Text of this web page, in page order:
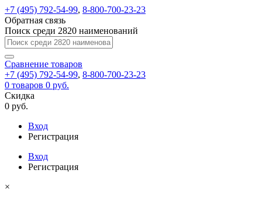
+7 (495) 792-54-99, 8-800-700-23-23
Обратная связь
Поиск среди 2820 наименований
Сравнение товаров
+7 (495) 792-54-99, 8-800-700-23-23
0 товаров 0 руб.
Скидка
0 руб.
Вход
Регистрация
Вход
Регистрация
×